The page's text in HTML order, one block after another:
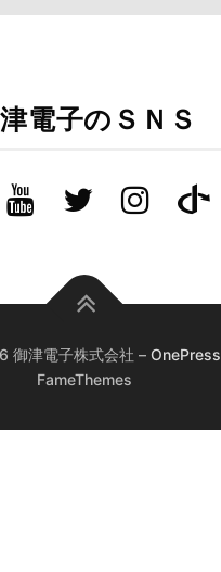
電子のＳＮＳ
津電子株式会社 – OnePress
FameThemes